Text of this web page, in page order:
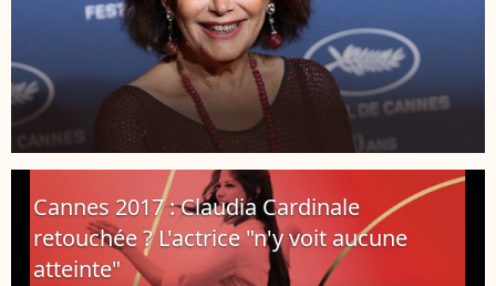
Cannes 2017 : Claudia Cardinale
retouchée ? L'actrice "n'y voit aucune
atteinte"